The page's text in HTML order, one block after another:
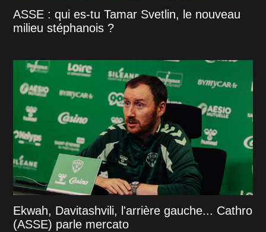
ASSE : qui es-tu Tamar Svetlin, le nouveau
milieu stéphanois ?
Ekwah, Davitashvili, l'arrière gauche... Cathro
(ASSE) parle mercato